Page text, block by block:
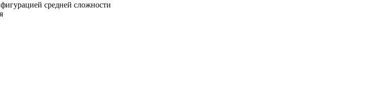
средней сложности